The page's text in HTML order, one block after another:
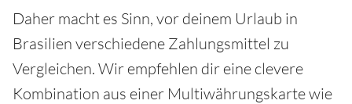
Daher macht es Sinn, vor deinem Urlaub in
Brasilien verschiedene Zahlungsmittel zu
Vergleichen. Wir empfehlen dir eine clevere
Kombination aus einer Multiwährungskarte wie